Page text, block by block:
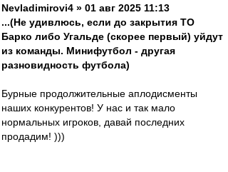
Nevladimirovi4 » 01 авг 2025 11:13
...(Не удивлюсь, если до закрытия ТО
Барко либо Угальде (скорее первый) уйдут
из команды. Минифутбол - другая
разновидность футбола)
Бурные продолжительные аплодисменты
наших конкурентов! У нас и так мало
нормальных игроков, давай последних
продадим! )))